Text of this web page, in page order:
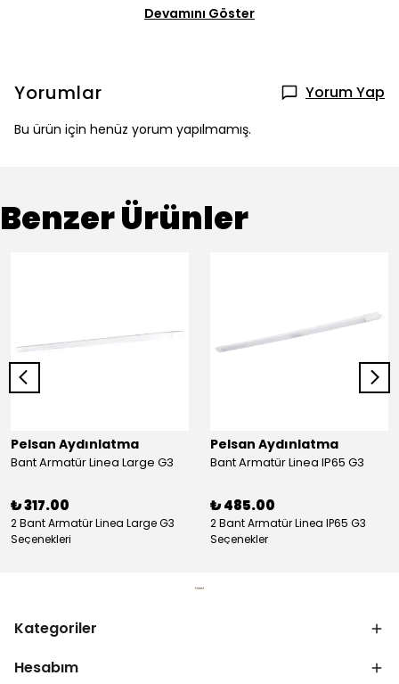
Devamını Göster
Yorumlar Yorum Yap
Bu ürün için henüz yorum yapılmamış.
Benzer Ürünler
Pelsan Aydınlatma
Bant Armatür Linea Large G3
₺ 317.00
2 Bant Armatür Linea Large G3
Seçenekleri
Pelsan Aydınlatma
Bant Armatür Linea IP65 G3
₺ 485.00
2 Bant Armatür Linea IP65 G3
Seçenekler
Kategoriler
Hesabım